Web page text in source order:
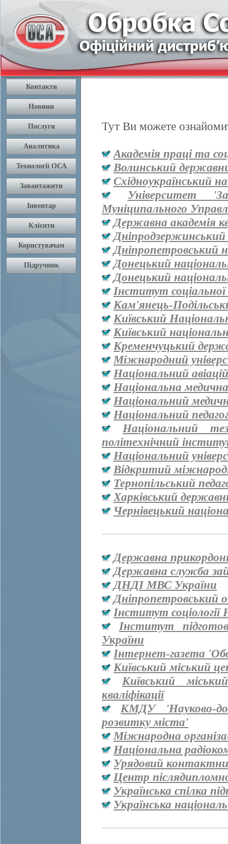
Тут Ви можете
Академія праці та
Волинський
Східноукраїнський
Університет
Муніципального
Державна академія
Дніпропетровський
Донецький
Донецький
Інститут
Кам'янець-
Київський
Київський
Кременчуцький
Міжнародний
Національний
Національна медична
Національний
Національний
Національний
політехнічний
Національний
Відкритий
Тернопільський
Харківський
Чернівецький
Державна
Державна служба
ДНДІ МВС України
Дніпропетровський
Інститут
Інститут
України
Інтернет-газета
Київський міський
Київський
кваліфікації
КМДУ 'Науково-
розвитку міста'
Міжнародна
Національна
Урядовий
Центр
Українська спілка
Українська